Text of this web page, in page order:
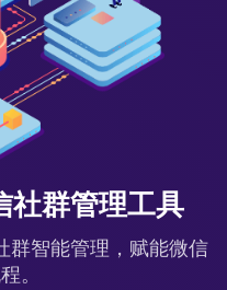
群管理工具
群智能管理，赋能微信
。